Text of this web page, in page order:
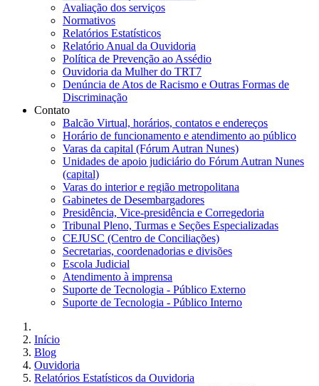
Avaliação dos serviços
Normativos
Relatórios Estatísticos
Relatório Anual da Ouvidoria
Política de Prevenção ao Assédio
Ouvidoria da Mulher do TRT7
Denúncia de Atos de Racismo e Outras Formas de
Discriminação
Contato
Balcão Virtual, horários, contatos e endereços
Horário de funcionamento e atendimento ao público
Varas da capital (Fórum Autran Nunes)
Unidades de apoio judiciário do Fórum Autran Nunes
(capital)
Varas do interior e região metropolitana
Gabinetes de Desembargadores
Presidência, Vice-presidência e Corregedoria
Tribunal Pleno, Turmas e Seções Especializadas
CEJUSC (Centro de Conciliações)
Secretarias, coordenadorias e divisões
Escola Judicial
Atendimento à imprensa
Suporte de Tecnologia - Público Externo
Suporte de Tecnologia - Público Interno
Início
Blog
Ouvidoria
Relatórios Estatísticos da Ouvidoria